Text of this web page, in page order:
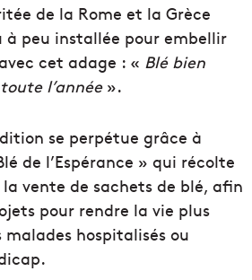
de la Rome et la Grèce
à peu installée pour embellir
cet adage : « Blé bien
l’année».
se perpétue grâce à
de l’Espérance » qui récolte
la vente de sachets de blé, afin
pour rendre la vie plus
hospitalisés ou